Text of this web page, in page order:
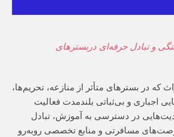
و تبادل حرفه‌ای در بسترهای
در بسترهای متأثر از منازعه، تحریم‌ها،
اجباری و بی‌ثباتی بلندمدت فعالیت
در دسترسی به آموزش، تبادل
مسافرتی و منابع تخصصی روبه‌رو